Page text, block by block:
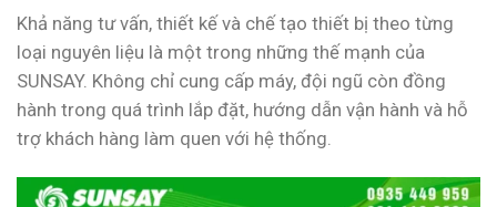
Khả năng tư vấn, thiết kế và chế tạo thiết bị theo từng
loại nguyên liệu là một trong những thế mạnh của
SUNSAY. Không chỉ cung cấp máy, đội ngũ còn đồng
hành trong quá trình lắp đặt, hướng dẫn vận hành và hỗ
trợ khách hàng làm quen với hệ thống.